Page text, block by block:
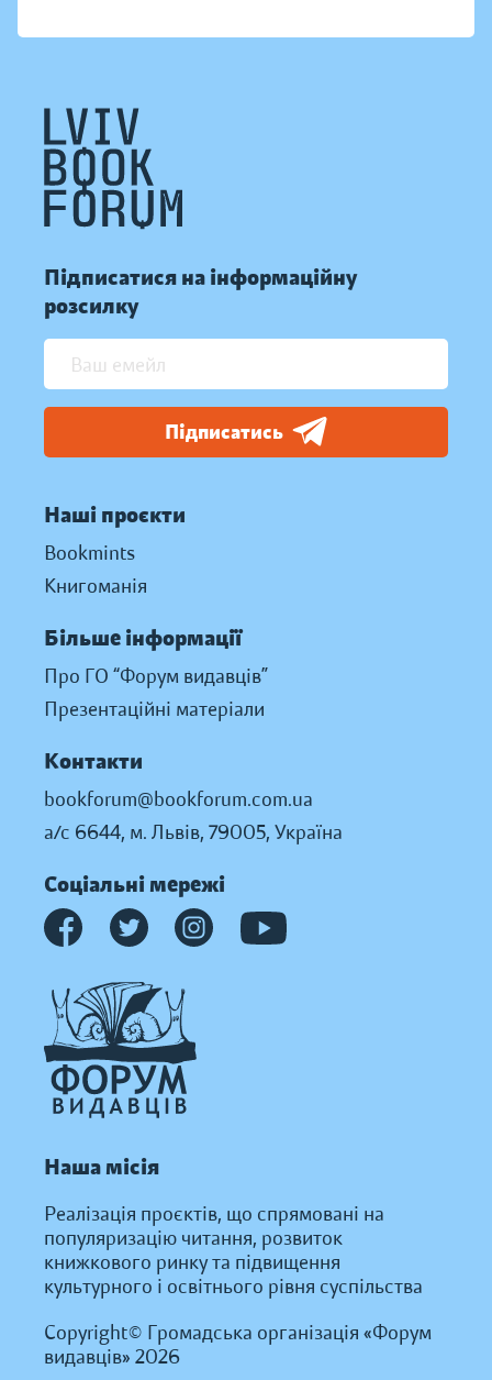
Підписатися на інформаційну
розсилку
Підписатись
Наші проєкти
Bookmints
Книгоманія
Більше інформації
Про ГО “Форум видавців”
Презентаційні матеріали
Контакти
bookforum@bookforum.com.ua
а/с 6644, м. Львів, 79005, Україна
Соціальні мережі
Наша місія
Реалізація проєктів, що спрямовані на
популяризацію читання, розвиток
книжкового ринку та підвищення
культурного і освітнього рівня суспільства
Copyright© Громадська організація «Форум
видавців» 2026